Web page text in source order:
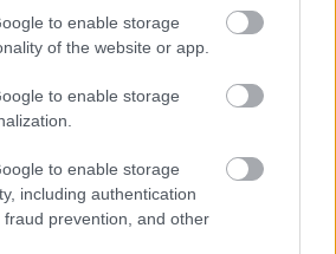
to enable storage
of the website or app.
to enable storage
to enable storage
including authentication
prevention, and other
a Fradi legnagyobb erejét,